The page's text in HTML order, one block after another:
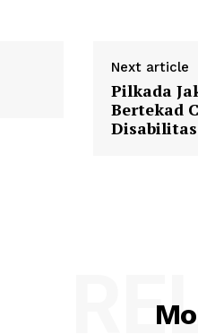
Next article
Pilkada
Bertekad
Disabilitas